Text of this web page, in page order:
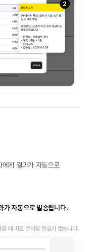
게 결과가 자동으로
가 자동으로 발송됩니다.
때 따로 준비할 필요가 없습니다.